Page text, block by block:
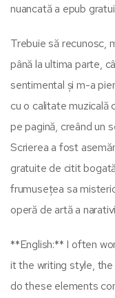
nuancată a epub
Trebuie să recunosc,
până la ultima parte,
sentimental și m-a
cu o calitate muzicală
pe pagină, creând un
Scrierea a fost
gratuite de citit
frumusețea sa
operă de artă a
**English:** I often
it the writing style,
do these elements